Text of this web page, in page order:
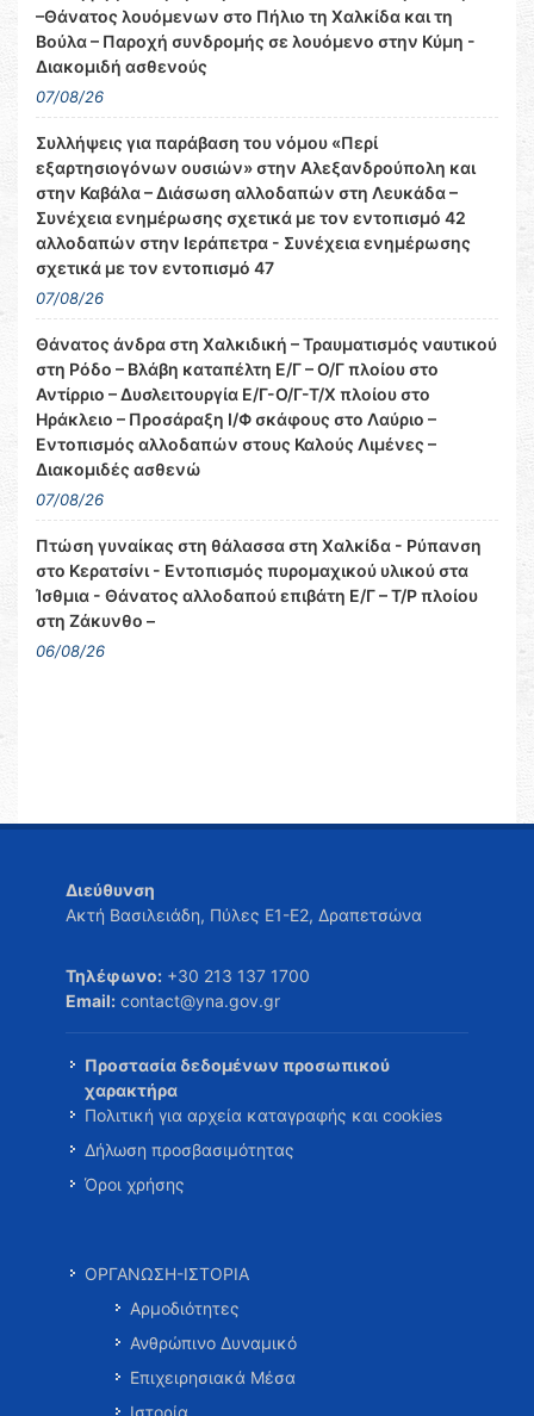
–Θάνατος λουόμενων στο Πήλιο τη Χαλκίδα και τη
Βούλα – Παροχή συνδρομής σε λουόμενο στην Κύμη -
Διακομιδή ασθενούς
07/08/26
Συλλήψεις για παράβαση του νόμου «Περί
εξαρτησιογόνων ουσιών» στην Αλεξανδρούπολη και
στην Καβάλα – Διάσωση αλλοδαπών στη Λευκάδα –
Συνέχεια ενημέρωσης σχετικά με τον εντοπισμό 42
αλλοδαπών στην Ιεράπετρα - Συνέχεια ενημέρωσης
σχετικά με τον εντοπισμό 47
07/08/26
Θάνατος άνδρα στη Χαλκιδική – Τραυματισμός ναυτικού
στη Ρόδο – Βλάβη καταπέλτη Ε/Γ – Ο/Γ πλοίου στο
Αντίρριο – Δυσλειτουργία Ε/Γ-Ο/Γ-Τ/Χ πλοίου στο
Ηράκλειο – Προσάραξη Ι/Φ σκάφους στο Λαύριο –
Εντοπισμός αλλοδαπών στους Καλούς Λιμένες –
Διακομιδές ασθενώ
07/08/26
Πτώση γυναίκας στη θάλασσα στη Χαλκίδα - Ρύπανση
στο Κερατσίνι - Εντοπισμός πυρομαχικού υλικού στα
Ίσθμια - Θάνατος αλλοδαπού επιβάτη Ε/Γ – Τ/Ρ πλοίου
στη Ζάκυνθο –
06/08/26
Διεύθυνση
Ακτή Βασιλειάδη, Πύλες Ε1-Ε2, Δραπετσώνα
Τηλέφωνο: +30 213 137 1700
Email: contact@yna.gov.gr
Προστασία δεδομένων προσωπικού
χαρακτήρα
Πολιτική για αρχεία καταγραφής και cookies
Δήλωση προσβασιμότητας
Όροι χρήσης
ΟΡΓΑΝΩΣΗ-ΙΣΤΟΡΙΑ
Αρμοδιότητες
Ανθρώπινο Δυναμικό
Επιχειρησιακά Μέσα